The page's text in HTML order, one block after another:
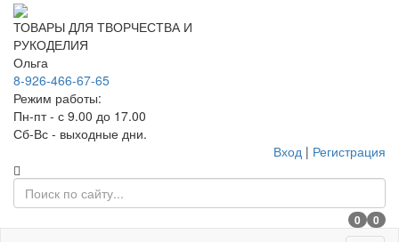
ТОВАРЫ ДЛЯ ТВОРЧЕСТВА И
РУКОДЕЛИЯ
Ольга
8-926-466-67-65
Режим работы:
Пн-пт - с 9.00 до 17.00
Сб-Вс - выходные дни.
Вход | Регистрация
0
0